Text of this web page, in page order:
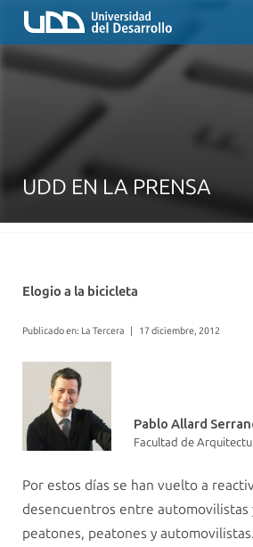
UDD EN LA PRENSA
Elogio a la bicicleta
Publicado en: La Tercera | 17 diciembre, 2012
Pablo Allard
Facultad de
Por estos días se han vuelto a
desencuentros entre automovilistas
peatones, peatones y